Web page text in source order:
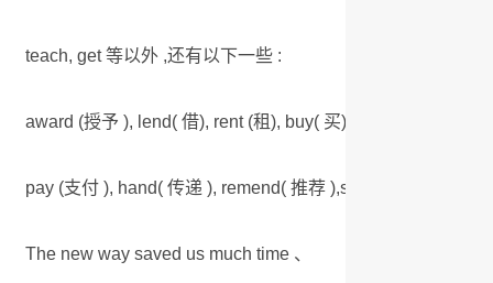
teach, get 等以外 ,还有以下一些 :
award (授予 ), lend( 借), rent (租), buy( 买),
pay (支付 ), hand( 传递 ), remend( 推荐 ),save( 节省 )等。例
The new way saved us much time 、